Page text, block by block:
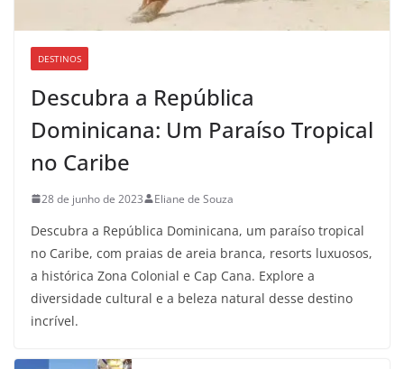
DESTINOS
Descubra a República
Dominicana: Um Paraíso Tropical
no Caribe
28 de junho de 2023 Eliane de Souza
Descubra a República Dominicana, um paraíso tropical
no Caribe, com praias de areia branca, resorts luxuosos,
a histórica Zona Colonial e Cap Cana. Explore a
diversidade cultural e a beleza natural desse destino
incrível.